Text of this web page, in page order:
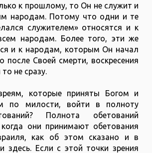
к прошлому, то Он не служит и
народам. Потому что одни и те
служителем» относятся и к
народам. Более того, эти же
и к народам, которым Он начал
после Своей смерти, воскресения
не сразу.
которые приняты Богом и
по милости, войти в полноту
Полнота обетований
когда они принимают обетования
как об этом сказано и в
здесь. Если с этой точки зрения